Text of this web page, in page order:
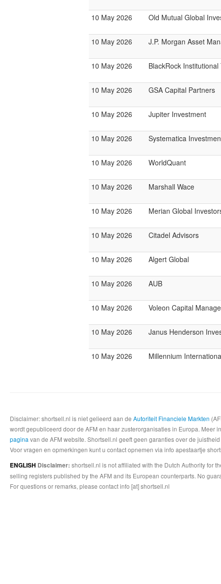
10 May 2026 Old Mutual Global
10 May 2026 J.P. Morgan Asset
10 May 2026 BlackRock
10 May 2026 GSA Capital Partners
10 May 2026 Jupiter Investment
10 May 2026 Systematica
10 May 2026 WorldQuant
10 May 2026 Marshall Wace
10 May 2026 Merian Global
10 May 2026 Citadel Advisors
10 May 2026 Algert Global
10 May 2026 AUB
10 May 2026 Voleon Capital
10 May 2026 Janus Henderson
10 May 2026 Millennium
Disclaimer: shortsell.nl is niet gelieerd aan de Autoriteit Financiele Markten
wordt gepubliceerd door de AFM en haar zusterorganisaties in Europa.
pagina van de AFM website. Shortsell.nl geeft geen garanties over de
Voor vragen en opmerkingen kunt u contact opnemen via info apestaartje
ENGLISH Disclaimer: shortsell.nl is not affiliated with the Dutch Authority for
selling registers published by the AFM and its European counterparts. No
For questions or remarks, please contact info [at] shortsell.nl